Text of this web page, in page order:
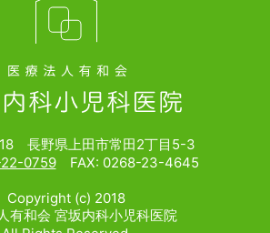
長野県上田市常田2丁目5-3
0759FAX: 0268-23-4645
Copyright (c) 2018
有和会 宮坂内科小児科医院